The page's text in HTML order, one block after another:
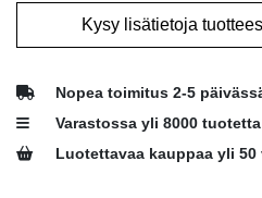
Kysy lisätietoja
Nopea toimitus 2-5
Varastossa yli 8000 tuotetta
Luotettavaa kauppaa yli 50